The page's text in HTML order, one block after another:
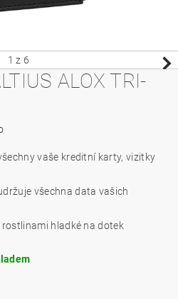
1 z 6
ALOX TRI-
vaše kreditní karty, vizitky
všechna data vašich
hladké na dotek